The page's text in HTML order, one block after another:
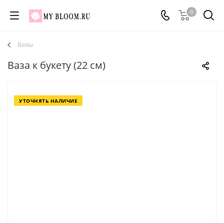
0
Вазы
Ваза к букету (22 см)
УТОЧНЯТЬ НАЛИЧИЕ